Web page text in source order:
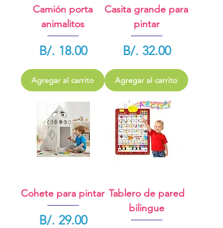
Camión porta
animalitos
Precio
B/. 18.00
Agregar al carrito
Casita grande para
pintar
Precio
B/. 32.00
Agregar al carrito
Cohete para pintar
Precio
B/. 29.00
Tablero de pared
bilingue